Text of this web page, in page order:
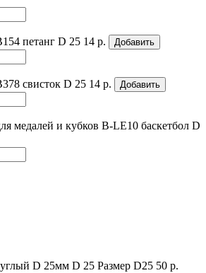
петанг D 25 14 р. Добавить
свисток D 25 14 р. Добавить
медалей и кубков B-LE10 баскетбол D
D 25мм D 25 Размер D25 50 р.